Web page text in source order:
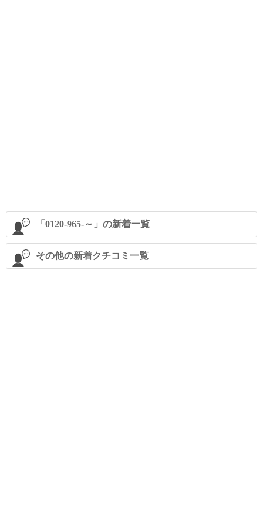
「0120-965-～」の新着一覧
その他の新着クチコミ一覧